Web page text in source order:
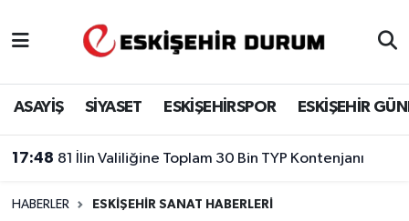
ASAYİŞ SİYASET ESKİŞEHİRSPOR ESKİŞEHİR
17:48 81 İlin Valiliğine Toplam 30 Bin TYP Kontenjanı
HABERLER ESKIŞEHIR SANAT HABERLERI
Eskişehir Hava Durumu
Eskişehir Namaz Vakitleri
Eskişehir Trafik Yoğunluk Haritası